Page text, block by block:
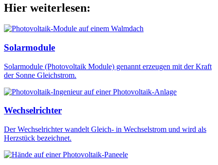
Hier weiterlesen:
Solarmodule
Solarmodule (Photovoltaik Module) genannt erzeugen mit der Kraft
der Sonne Gleichstrom.
Wechselrichter
Der Wechselrichter wandelt Gleich- in Wechselstrom und wird als
Herzstück bezeichnet.